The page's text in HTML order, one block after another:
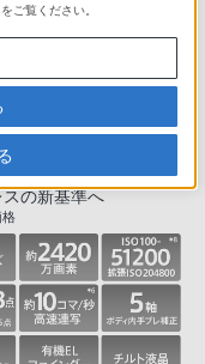
カメラ
サイズ裏面照射型CM
ー搭載、最高約10コ
連写（＊6）、高速・
を実現しフルサイズ
スの新基準へ
格
をご覧ください。